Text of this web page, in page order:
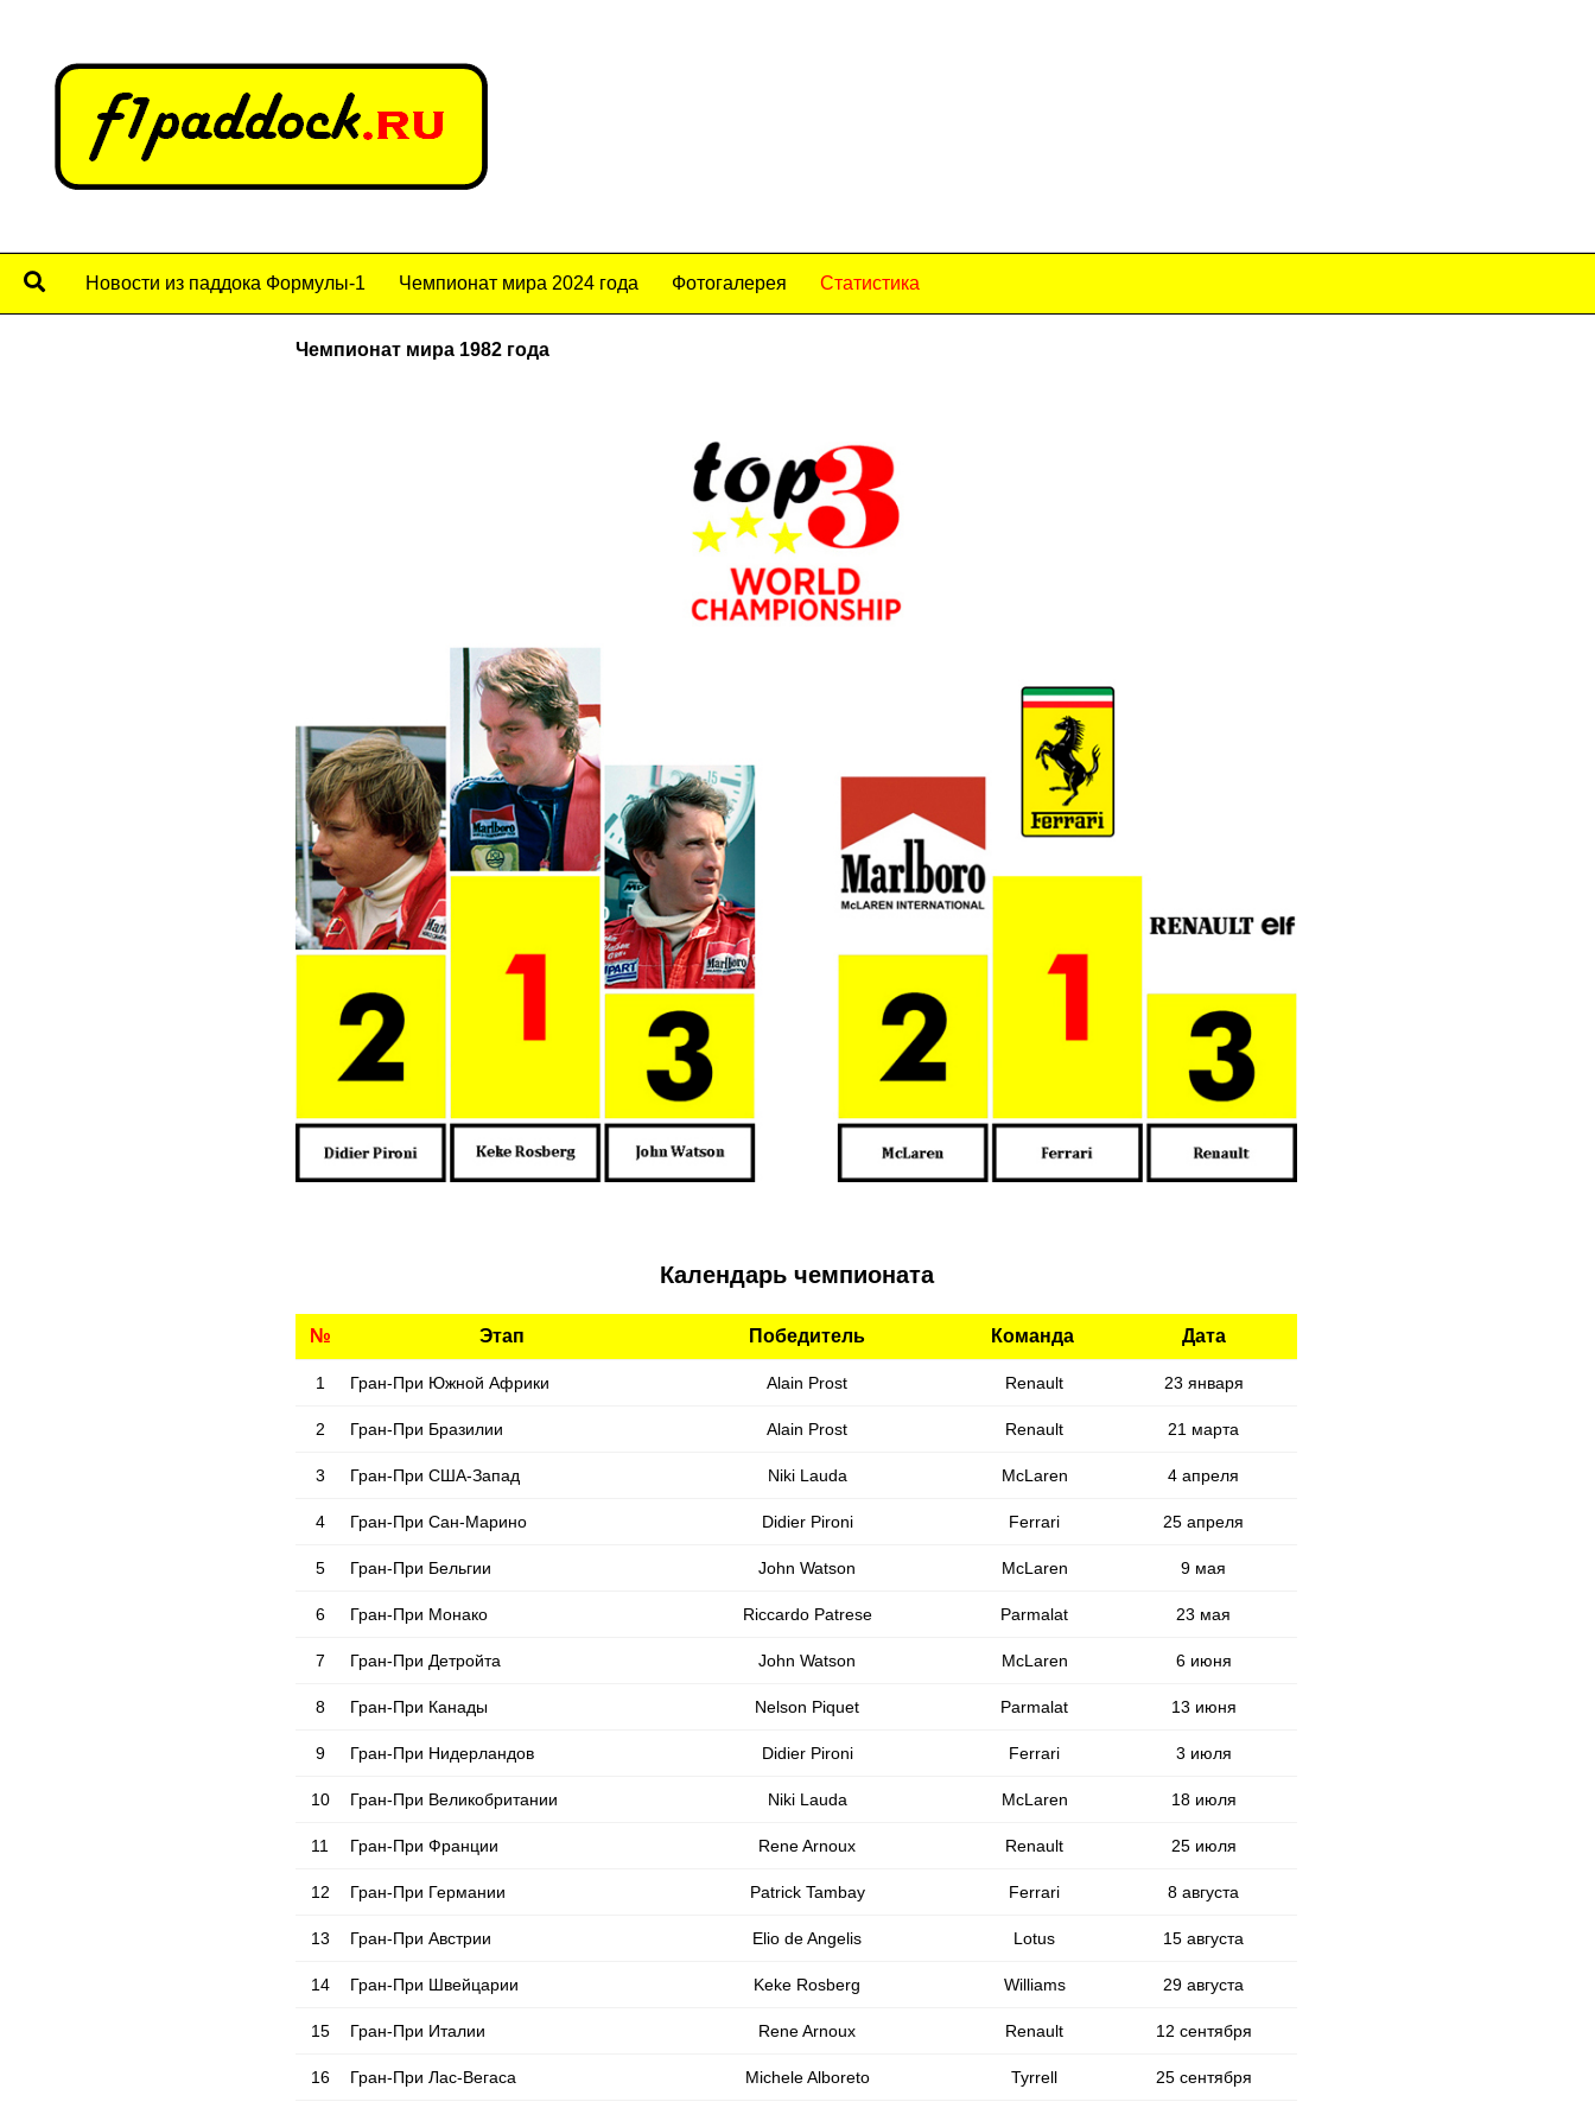
Новости из паддока Формулы-1 Чемпионат мира 2024 года Фотогалерея Статистика
Чемпионат мира 1982 года
Календарь чемпионата
№ Этап Победитель Команда Дата
1 Гран-При Южной Африки Alain Prost Renault 23 января
2 Гран-При Бразилии Alain Prost Renault 21 марта
3 Гран-При США-Запад Niki Lauda McLaren 4 апреля
4 Гран-При Сан-Марино Didier Pironi Ferrari 25 апреля
5 Гран-При Бельгии John Watson McLaren 9 мая
6 Гран-При Монако Riccardo Patrese Parmalat 23 мая
7 Гран-При Детройта John Watson McLaren 6 июня
8 Гран-При Канады Nelson Piquet Parmalat 13 июня
9 Гран-При Нидерландов Didier Pironi Ferrari 3 июля
10 Гран-При Великобритании Niki Lauda McLaren 18 июля
11 Гран-При Франции Rene Arnoux Renault 25 июля
12 Гран-При Германии Patrick Tambay Ferrari 8 августа
13 Гран-При Австрии Elio de Angelis Lotus 15 августа
14 Гран-При Швейцарии Keke Rosberg Williams 29 августа
15 Гран-При Италии Rene Arnoux Renault 12 сентября
16 Гран-При Лас-Вегаса Michele Alboreto Tyrrell 25 сентября